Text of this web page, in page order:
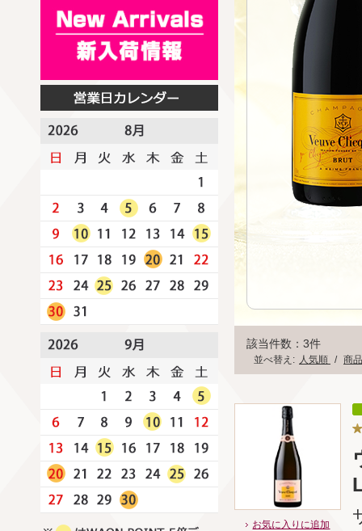
該当件数：3件
並べ替え: 人気順 / 商
お気に入りに追加